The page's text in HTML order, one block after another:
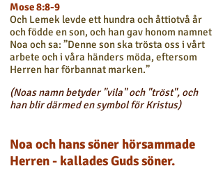
Mose 8:8-9
Och Lemek levde ett hundra och åttiotvå år
och födde en son, och han gav honom namnet
Noa och sa: ”Denne son ska trösta oss i vårt
arbete och i våra händers möda, eftersom
Herren har förbannat marken.”
(Noas namn betyder "vila" och "tröst", och
han blir därmed en symbol för Kristus)
Noa och hans söner hörsammade
Herren - kallades Guds söner.